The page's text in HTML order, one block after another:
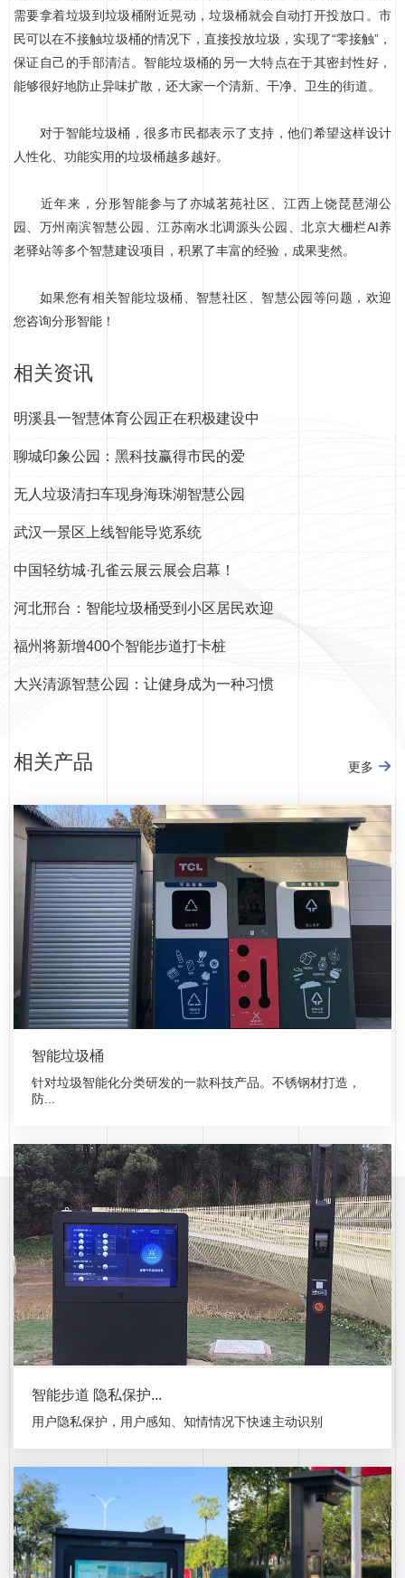
需要拿着垃圾到垃圾桶附近晃动，垃圾桶就会自动打开投放口。市
民可以在不接触垃圾桶的情况下，直接投放垃圾，实现了“零接触”，
保证自己的手部清洁。智能垃圾桶的另一大特点在于其密封性好，
能够很好地防止异味扩散，还大家一个清新、干净、卫生的街道。
对于智能垃圾桶，很多市民都表示了支持，他们希望这样设计
人性化、功能实用的垃圾桶越多越好。
近年来，分形智能参与了亦城茗苑社区、江西上饶琵琶湖公
园、万州南滨智慧公园、江苏南水北调源头公园、北京大栅栏AI养
老驿站等多个智慧建设项目，积累了丰富的经验，成果斐然。
如果您有相关智能垃圾桶、智慧社区、智慧公园等问题，欢迎
您咨询分形智能！
相关资讯
明溪县一智慧体育公园正在积极建设中
聊城印象公园：黑科技赢得市民的爱
无人垃圾清扫车现身海珠湖智慧公园
武汉一景区上线智能导览系统
中国轻纺城·孔雀云展云展会启幕！
河北邢台：智能垃圾桶受到小区居民欢迎
福州将新增400个智能步道打卡桩
大兴清源智慧公园：让健身成为一种习惯
相关产品 更多
智能垃圾桶
针对垃圾智能化分类研发的一款科技产品。不锈钢材打造，
防...
智能步道 隐私保护...
用户隐私保护，用户感知、知情情况下快速主动识别